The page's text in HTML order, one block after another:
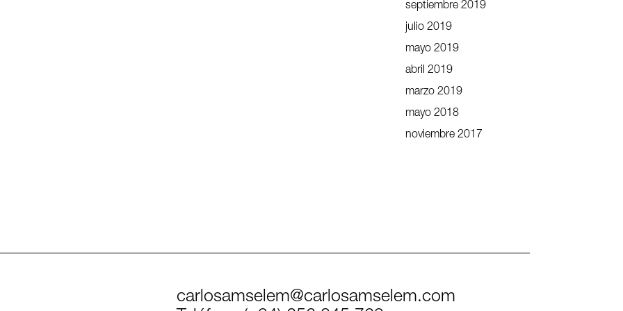
septiembre 2019
julio 2019
mayo 2019
abril 2019
marzo 2019
mayo 2018
noviembre 2017
carlosamselem@carlosamselem.com